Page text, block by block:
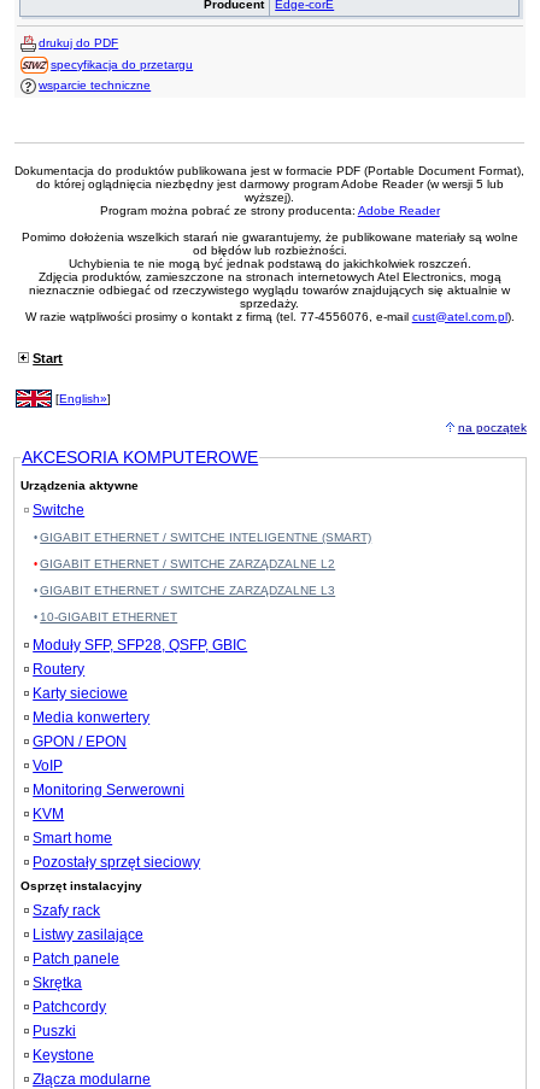
Producent
Edge-corE
drukuj do PDF
specyfikacja do przetargu
wsparcie techniczne
Dokumentacja do produktów publikowana jest w formacie PDF (Portable Document Format),
do której oglądnięcia niezbędny jest darmowy program Adobe Reader (w wersji 5 lub
wyższej).
Program można pobrać ze strony producenta: Adobe Reader
Pomimo dołożenia wszelkich starań nie gwarantujemy, że publikowane materiały są wolne
od błędów lub rozbieżności.
Uchybienia te nie mogą być jednak podstawą do jakichkolwiek roszczeń.
Zdjęcia produktów, zamieszczone na stronach internetowych Atel Electronics, mogą
nieznacznie odbiegać od rzeczywistego wyglądu towarów znajdujących się aktualnie w
sprzedaży.
W razie wątpliwości prosimy o kontakt z firmą (tel. 77-4556076, e-mail cust@atel.com.pl).
Start
[English»]
na początek
AKCESORIA KOMPUTEROWE
Urządzenia aktywne
Switche
GIGABIT ETHERNET / SWITCHE INTELIGENTNE (SMART)
GIGABIT ETHERNET / SWITCHE ZARZĄDZALNE L2
GIGABIT ETHERNET / SWITCHE ZARZĄDZALNE L3
10-GIGABIT ETHERNET
Moduły SFP, SFP28, QSFP, GBIC
Routery
Karty sieciowe
Media konwertery
GPON / EPON
VoIP
Monitoring Serwerowni
KVM
Smart home
Pozostały sprzęt sieciowy
Osprzęt instalacyjny
Szafy rack
Listwy zasilające
Patch panele
Skrętka
Patchcordy
Puszki
Keystone
Złącza modularne